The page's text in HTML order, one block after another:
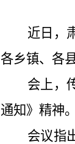
近日，
各乡镇、各
会上，
通知》精神
会议指